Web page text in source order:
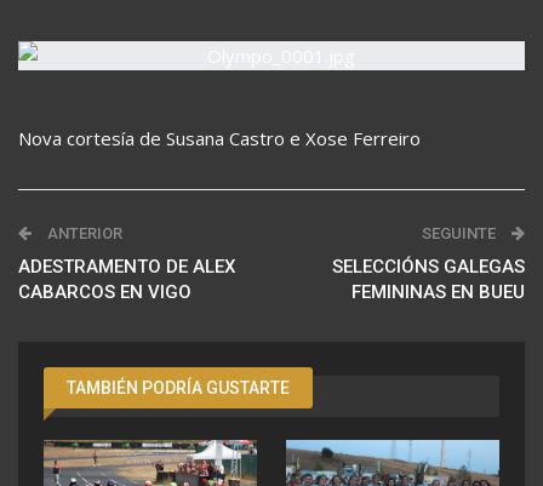
Nova cortesía de Susana Castro e Xose Ferreiro
ANTERIOR
ADESTRAMENTO DE ALEX
CABARCOS EN VIGO
SEGUINTE
SELECCIÓNS GALEGAS
FEMININAS EN BUEU
TAMBIÉN PODRÍA GUSTARTE